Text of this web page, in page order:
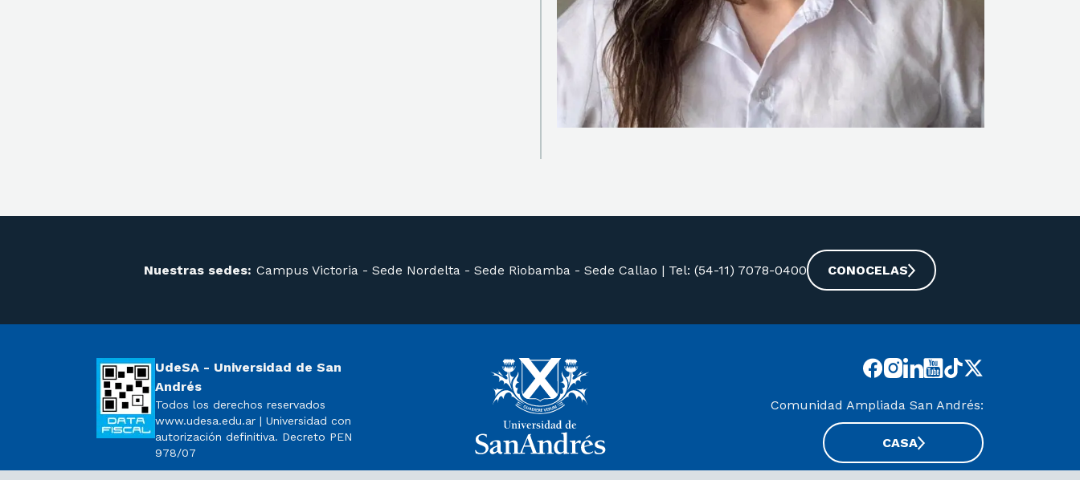
Nuestras sedes: Campus Victoria - Sede Nordelta - Sede Riobamba - Sede Callao | Tel: (54-11) 7078-0400 CONOCELAS
UdeSA - Universidad de San
Andrés
Todos los derechos reservados
www.udesa.edu.ar | Universidad con
autorización definitiva. Decreto PEN
978/07
Comunidad Ampliada San Andrés:
CASA